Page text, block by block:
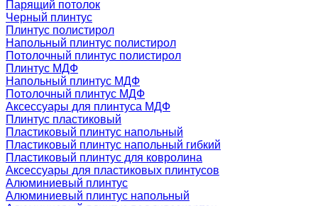
Парящий потолок
Черный плинтус
Плинтус полистирол
Напольный плинтус полистирол
Потолочный плинтус полистирол
Плинтус МДФ
Напольный плинтус МДФ
Потолочный плинтус МДФ
Аксессуары для плинтуса МДФ
Плинтус пластиковый
Пластиковый плинтус напольный
Пластиковый плинтус напольный гибкий
Пластиковый плинтус для ковролина
Аксессуары для пластиковых плинтусов
Алюминиевый плинтус
Алюминиевый плинтус напольный